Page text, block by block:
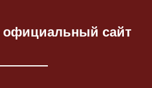
официальный сайт